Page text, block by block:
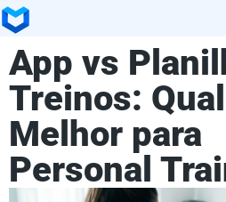
App vs
Treinos:
Melhor para
Personal